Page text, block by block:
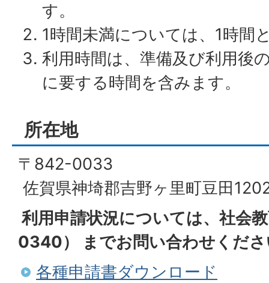
す。
1時間未満については、1時間
利用時間は、準備及び利用後
に要する時間を含みます。
所在地
〒842-0033
佐賀県神埼郡吉野ヶ里町豆田
利用申請状況については、社会
0340） までお問い合わせくだ
各種申請書ダウンロード